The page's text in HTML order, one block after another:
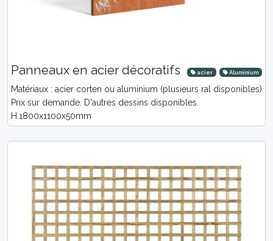
Panneaux en acier décoratifs acier Aluminium
Matériaux : acier corten ou aluminium (plusieurs ral disponibles)
Prix sur demande. D'autres dessins disponibles.
H.1800x1100x50mm